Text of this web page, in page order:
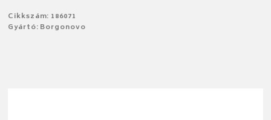
Cikkszám: 186071
Gyártó: Borgonovo